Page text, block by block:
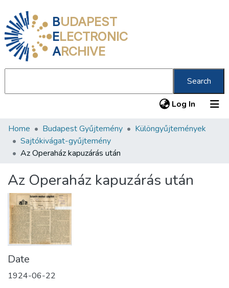
BUDAPEST
ELECTRONIC
ARCHIVE
Search
Log In (current)
Communities & Collections
All of DSpace
About us
Home Budapest Gyűjtemény
Különgyűjtemények
Sajtókivágat-gyűjtemény
Az Operaház kapuzárás után
Az Operaház kapuzárás után
Date
1924-06-22